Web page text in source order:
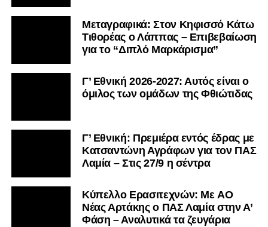
Μεταγραφικά: Στον Κηφισσό Κάτω
Τιθορέας ο Λάππας – Επιβεβαίωση
για το “Διπλό Μαρκάρισμα”
Γ’ Εθνική 2026-2027: Αυτός είναι ο
όμιλος των ομάδων της Φθιώτιδας
Γ’ Εθνική: Πρεμιέρα εντός έδρας με
Κατσαντώνη Αγράφων για τον ΠΑΣ
Λαμία – Στις 27/9 η σέντρα
Kύπελλο Ερασιτεχνών: Με AO
Nέας Αρτάκης ο ΠΑΣ Λαμία στην Α’
Φάση – Αναλυτικά τα ζευγάρια